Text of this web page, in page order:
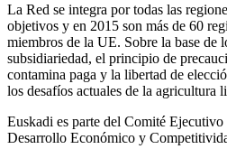
La Red se integra por todas las
objetivos y en 2015 son más de 60
miembros de la UE. Sobre la base de
subsidiariedad, el principio de
contamina paga y la libertad de
los desafíos actuales de la agricultura
Euskadi es parte del Comité
Desarrollo Económico y